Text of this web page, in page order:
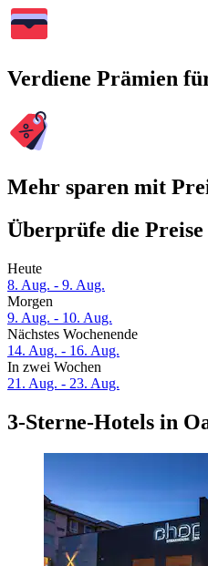
Verdiene Prämien
Mehr sparen mit
Überprüfe die
Heute
8. Aug. - 9. Aug.
Morgen
9. Aug. - 10. Aug.
Nächstes Wochenende
14. Aug. - 16. Aug.
In zwei Wochen
21. Aug. - 23. Aug.
3-Sterne-Hotels in